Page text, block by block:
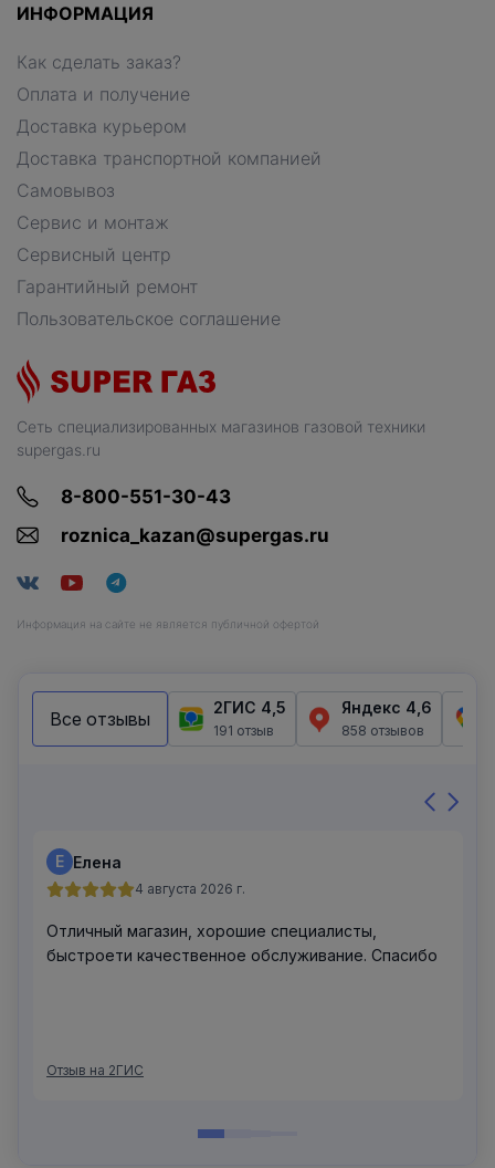
Сеть специализированных магазинов газовой техники
supergas.ru
8-800-551-30-43
roznica_kazan@supergas.ru
Информация на сайте не является публичной офертой
ИНФОРМАЦИЯ
Как сделать заказ?
Оплата и получение
Доставка курьером
Доставка транспортной компанией
Самовывоз
Сервис и монтаж
Сервисный центр
Гарантийный ремонт
Пользовательское соглашение